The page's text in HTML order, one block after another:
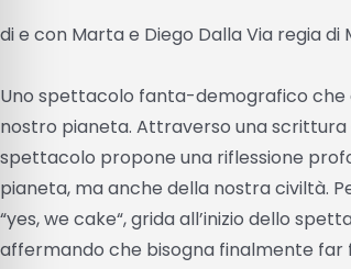
di e con Marta e Diego Dalla Via regia di
Uno spettacolo fanta-demografico
nostro pianeta. Attraverso una
spettacolo propone una riflessione
pianeta, ma anche della nostra civiltà.
“yes, we cake“, grida all’inizio dello
affermando che bisogna finalmente